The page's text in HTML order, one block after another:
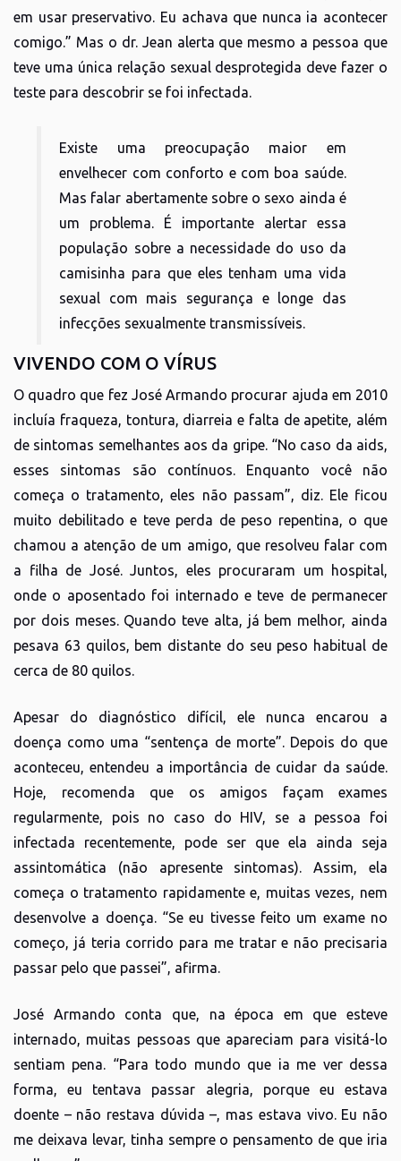
em usar preservativo. Eu achava que nunca ia acontecer
comigo.” Mas o dr. Jean alerta que mesmo a pessoa que
teve uma única relação sexual desprotegida deve fazer o
teste para descobrir se foi infectada.
Existe uma preocupação maior em
envelhecer com conforto e com boa saúde.
Mas falar abertamente sobre o sexo ainda é
um problema. É importante alertar essa
população sobre a necessidade do uso da
camisinha para que eles tenham uma vida
sexual com mais segurança e longe das
infecções sexualmente transmissíveis.
VIVENDO COM O VÍRUS
O quadro que fez José Armando procurar ajuda em 2010
incluía fraqueza, tontura, diarreia e falta de apetite, além
de sintomas semelhantes aos da gripe. “No caso da aids,
esses sintomas são contínuos. Enquanto você não
começa o tratamento, eles não passam”, diz. Ele ficou
muito debilitado e teve perda de peso repentina, o que
chamou a atenção de um amigo, que resolveu falar com
a filha de José. Juntos, eles procuraram um hospital,
onde o aposentado foi internado e teve de permanecer
por dois meses. Quando teve alta, já bem melhor, ainda
pesava 63 quilos, bem distante do seu peso habitual de
cerca de 80 quilos.
Apesar do diagnóstico difícil, ele nunca encarou a
doença como uma “sentença de morte”. Depois do que
aconteceu, entendeu a importância de cuidar da saúde.
Hoje, recomenda que os amigos façam exames
regularmente, pois no caso do HIV, se a pessoa foi
infectada recentemente, pode ser que ela ainda seja
assintomática (não apresente sintomas). Assim, ela
começa o tratamento rapidamente e, muitas vezes, nem
desenvolve a doença. “Se eu tivesse feito um exame no
começo, já teria corrido para me tratar e não precisaria
passar pelo que passei”, afirma.
José Armando conta que, na época em que esteve
internado, muitas pessoas que apareciam para visitá-lo
sentiam pena. “Para todo mundo que ia me ver dessa
forma, eu tentava passar alegria, porque eu estava
doente – não restava dúvida –, mas estava vivo. Eu não
me deixava levar, tinha sempre o pensamento de que iria